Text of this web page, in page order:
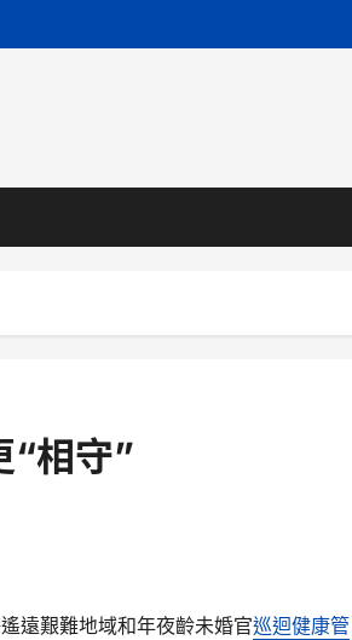
“相守”
遠艱難地域和年夜齡未婚官巡迴健康管